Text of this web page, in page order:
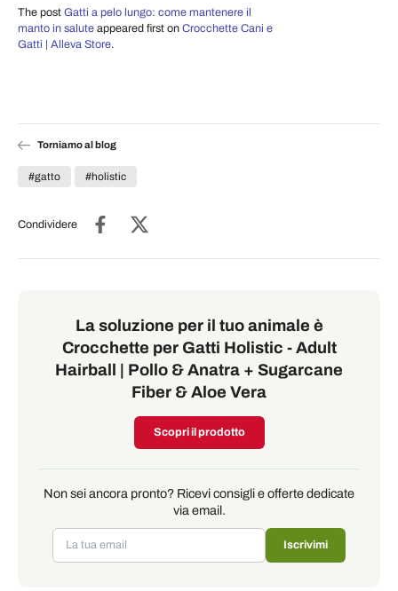
The post Gatti a pelo lungo: come mantenere il
manto in salute appeared first on Crocchette Cani e
Gatti | Alleva Store.
Torniamo al blog
#gatto #holistic
Condividere
La soluzione per il tuo animale è
Crocchette per Gatti Holistic - Adult
Hairball | Pollo & Anatra + Sugarcane
Fiber & Aloe Vera
Scopri il prodotto
Non sei ancora pronto? Ricevi consigli e offerte dedicate
via email.
Iscrivimi